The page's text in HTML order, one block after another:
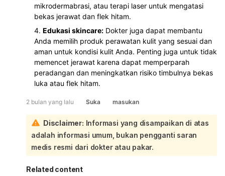
mikrodermabrasi, atau terapi laser untuk mengatasi
bekas jerawat dan flek hitam.
Edukasi skincare: Dokter juga dapat membantu
Anda memilih produk perawatan kulit yang sesuai dan
aman untuk kondisi kulit Anda. Penting juga untuk tidak
memencet jerawat karena dapat memperparah
peradangan dan meningkatkan risiko timbulnya bekas
luka atau flek hitam.
2 bulan yang lalu Suka masukan
Disclaimer: Informasi yang disampaikan di atas
adalah informasi umum, bukan pengganti saran
medis resmi dari dokter atau pakar.
Related content